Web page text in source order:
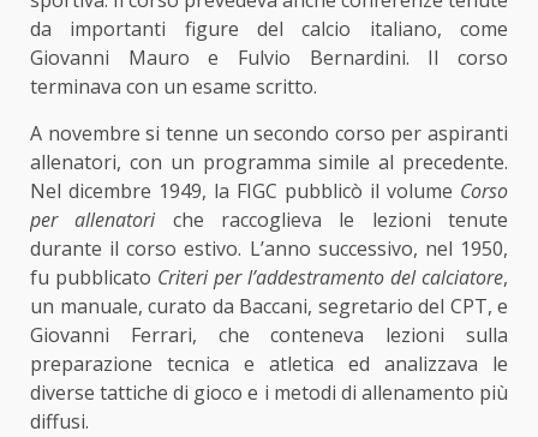
da importanti figure del calcio italiano, come
Giovanni Mauro e Fulvio Bernardini. Il corso
terminava con un esame scritto.
A novembre si tenne un secondo corso per aspiranti
allenatori, con un programma simile al precedente.
Nel dicembre 1949, la FIGC pubblicò il volume Corso
per allenatoriche raccoglieva le lezioni tenute
durante il corso estivo. L’anno successivo, nel 1950,
fu pubblicato Criteri per l’addestramento del calciatore,
un manuale, curato da Baccani, segretario del CPT, e
Giovanni Ferrari, che conteneva lezioni sulla
preparazione tecnica e atletica ed analizzava le
diverse tattiche di gioco e i metodi di allenamento più
diffusi.